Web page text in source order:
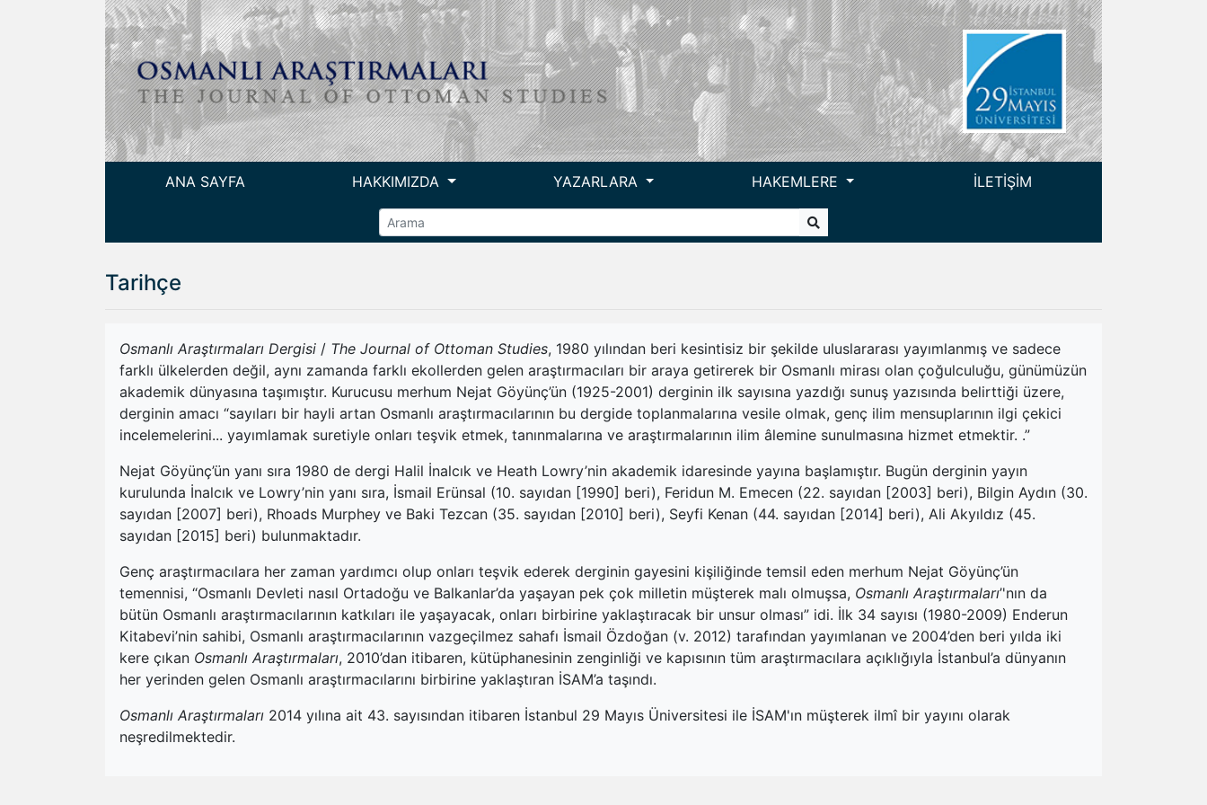
ANA SAYFA HAKKIMIZDA YAZARLARA HAKEMLERE İLETİŞİM
Tarihçe
Osmanlı Araştırmaları Dergisi / The Journal of Ottoman Studies, 1980 yılından beri kesintisiz bir şekilde uluslararası yayımlanmış ve sadece
farklı ülkelerden değil, aynı zamanda farklı ekollerden gelen araştırmacıları bir araya getirerek bir Osmanlı mirası olan çoğulculuğu, günümüzün
akademik dünyasına taşımıştır. Kurucusu merhum Nejat Göyünç’ün (1925-2001) derginin ilk sayısına yazdığı sunuş yazısında belirttiği üzere,
derginin amacı “sayıları bir hayli artan Osmanlı araştırmacılarının bu dergide toplanmalarına vesile olmak, genç ilim mensuplarının ilgi çekici
incelemelerini... yayımlamak suretiyle onları teşvik etmek, tanınmalarına ve araştırmalarının ilim âlemine sunulmasına hizmet etmektir. .”
Nejat Göyünç’ün yanı sıra 1980 de dergi Halil İnalcık ve Heath Lowry’nin akademik idaresinde yayına başlamıştır. Bugün derginin yayın
kurulunda İnalcık ve Lowry’nin yanı sıra, İsmail Erünsal (10. sayıdan [1990] beri), Feridun M. Emecen (22. sayıdan [2003] beri), Bilgin Aydın (30.
sayıdan [2007] beri), Rhoads Murphey ve Baki Tezcan (35. sayıdan [2010] beri), Seyfi Kenan (44. sayıdan [2014] beri), Ali Akyıldız (45.
sayıdan [2015] beri) bulunmaktadır.
Genç araştırmacılara her zaman yardımcı olup onları teşvik ederek derginin gayesini kişiliğinde temsil eden merhum Nejat Göyünç’ün
temennisi, “Osmanlı Devleti nasıl Ortadoğu ve Balkanlar’da yaşayan pek çok milletin müşterek malı olmuşsa, Osmanlı Araştırmaları’'nın da
bütün Osmanlı araştırmacılarının katkıları ile yaşayacak, onları birbirine yaklaştıracak bir unsur olması” idi. İlk 34 sayısı (1980-2009) Enderun
Kitabevi’nin sahibi, Osmanlı araştırmacılarının vazgeçilmez sahafı İsmail Özdoğan (v. 2012) tarafından yayımlanan ve 2004’den beri yılda iki
kere çıkan Osmanlı Araştırmaları, 2010’dan itibaren, kütüphanesinin zenginliği ve kapısının tüm araştırmacılara açıklığıyla İstanbul’a dünyanın
her yerinden gelen Osmanlı araştırmacılarını birbirine yaklaştıran İSAM’a taşındı.
Osmanlı Araştırmaları 2014 yılına ait 43. sayısından itibaren İstanbul 29 Mayıs Üniversitesi ile İSAM'ın müşterek ilmî bir yayını olarak
neşredilmektedir.